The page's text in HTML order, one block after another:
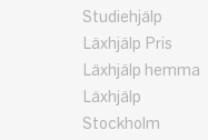
Studiehjälp
Läxhjälp Pris
Läxhjälp hemma
Läxhjälp
Stockholm